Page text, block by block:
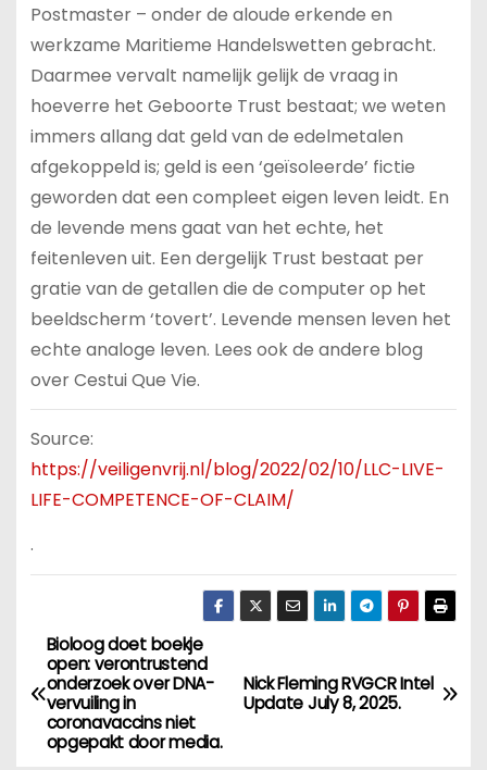
Postmaster – onder de aloude erkende en
werkzame Maritieme Handelswetten gebracht.
Daarmee vervalt namelijk gelijk de vraag in
hoeverre het Geboorte Trust bestaat; we weten
immers allang dat geld van de edelmetalen
afgekoppeld is; geld is een ‘geïsoleerde’ fictie
geworden dat een compleet eigen leven leidt. En
de levende mens gaat van het echte, het
feitenleven uit. Een dergelijk Trust bestaat per
gratie van de getallen die de computer op het
beeldscherm ‘tovert’. Levende mensen leven het
echte analoge leven. Lees ook de andere blog
over Cestui Que Vie.
Source:
https://veiligenvrij.nl/blog/2022/02/10/LLC-LIVE-
LIFE-COMPETENCE-OF-CLAIM/
.
B
e
Nick Fleming RVGCR Intel
Update July 8, 2025.
Bioloog doet boekje
open: verontrustend
onderzoek over DNA-
vervuiling in
coronavaccins niet
opgepakt door media.